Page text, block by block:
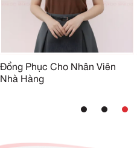
Đồng Phục Cho Nhân Viên
Nhà Hàng